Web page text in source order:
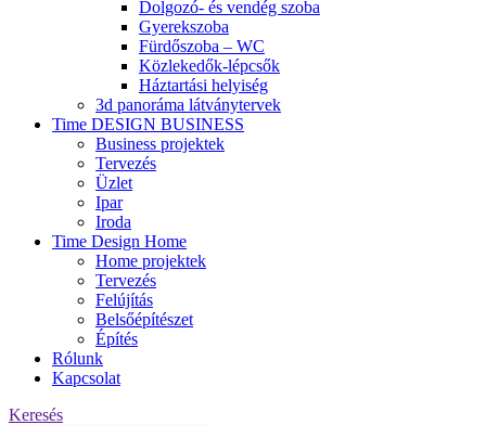
Dolgozó- és vendég szoba
Gyerekszoba
Fürdőszoba – WC
Közlekedők-lépcsők
Háztartási helyiség
3d panoráma látványtervek
Time DESIGN BUSINESS
Business projektek
Tervezés
Üzlet
Ipar
Iroda
Time Design Home
Home projektek
Tervezés
Felújítás
Belsőépítészet
Építés
Rólunk
Kapcsolat
Keresés:
Keresés